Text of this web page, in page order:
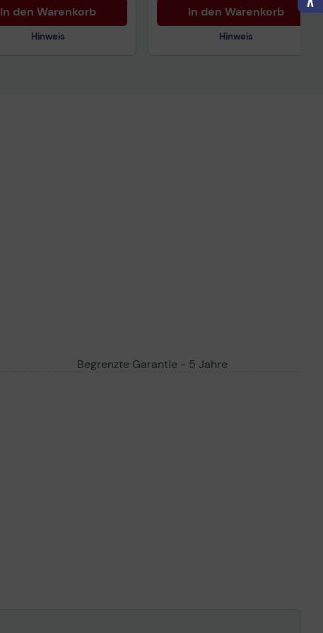
In den Warenkorb
Hinweis
In den Warenkorb
Hinweis
Begrenzte Garantie - 5 Jahre